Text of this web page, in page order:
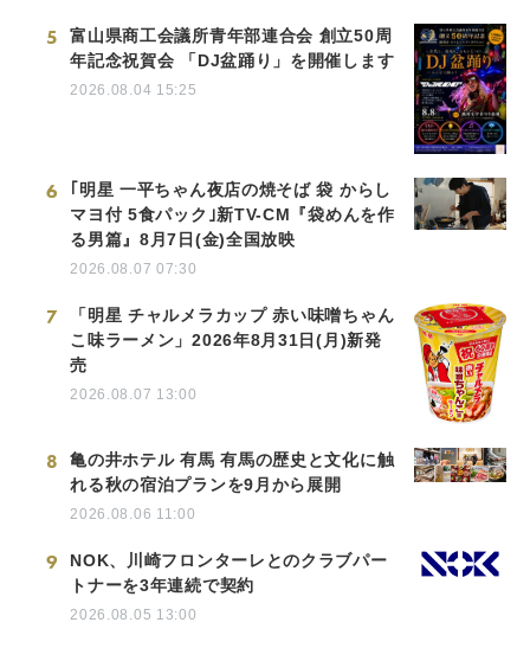
5
富山県商工会議所青年部連合会 創立50周
年記念祝賀会 「DJ盆踊り」を開催します
2026.08.04 15:25
6
｢明星 一平ちゃん夜店の焼そば 袋 からし
マヨ付 5食パック｣新TV-CM『袋めんを作
る男篇』8月7日(金)全国放映
2026.08.07 07:30
7
「明星 チャルメラカップ 赤い味噌ちゃん
こ味ラーメン」2026年8月31日(月)新発
売
2026.08.07 13:00
8
亀の井ホテル 有馬 有馬の歴史と文化に触
れる秋の宿泊プランを9月から展開
2026.08.06 11:00
9
NOK、川崎フロンターレとのクラブパー
トナーを3年連続で契約
2026.08.05 13:00